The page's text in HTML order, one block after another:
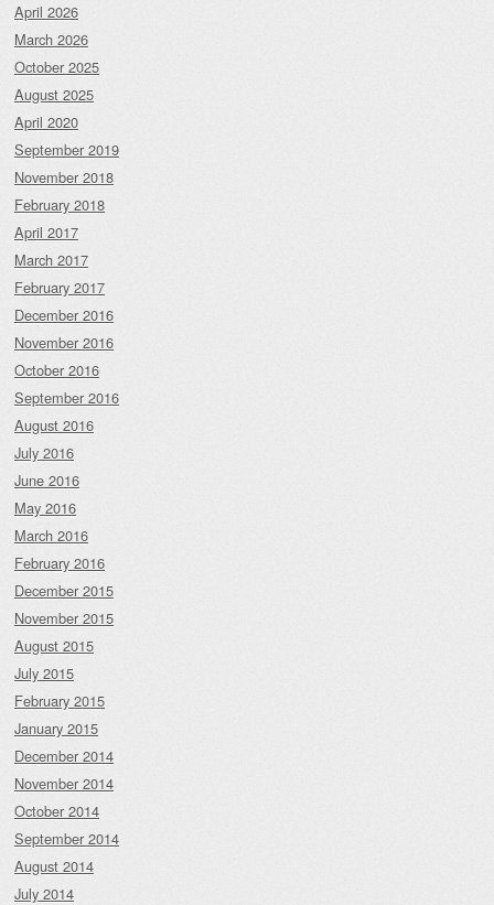
April 2026
March 2026
October 2025
August 2025
April 2020
September 2019
November 2018
February 2018
April 2017
March 2017
February 2017
December 2016
November 2016
October 2016
September 2016
August 2016
July 2016
June 2016
May 2016
March 2016
February 2016
December 2015
November 2015
August 2015
July 2015
February 2015
January 2015
December 2014
November 2014
October 2014
September 2014
August 2014
July 2014